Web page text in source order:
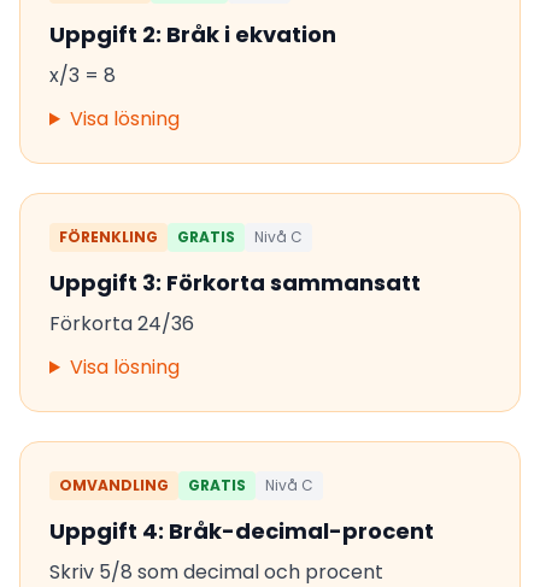
Uppgift 2: Bråk i ekvation
x/3 = 8
Visa lösning
FÖRENKLING GRATIS Nivå C
Uppgift 3: Förkorta sammansatt
Förkorta 24/36
Visa lösning
OMVANDLING GRATIS Nivå C
Uppgift 4: Bråk-decimal-procent
Skriv 5/8 som decimal och procent